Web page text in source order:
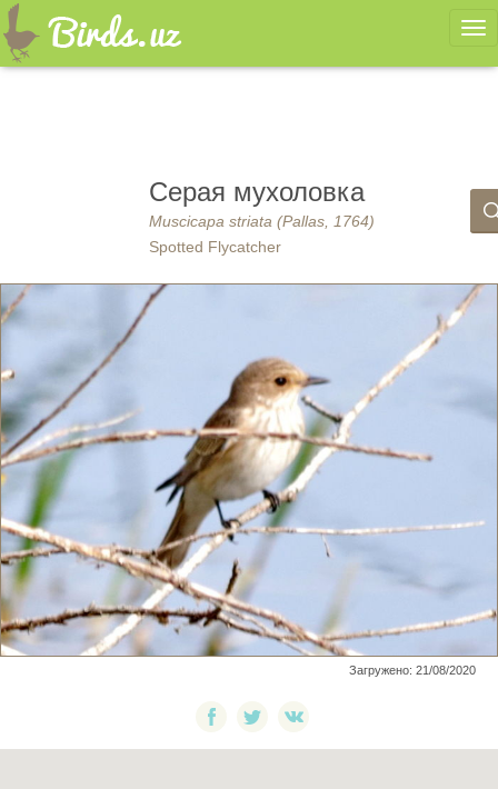
Серая мухоловка
Muscicapa striata (Pallas, 1764)
Spotted Flycatcher
Загружено: 21/08/2020